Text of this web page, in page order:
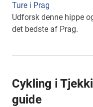
Ture i Prag
Udforsk denne hippe
det bedste af Prag.
Cykling i
guide